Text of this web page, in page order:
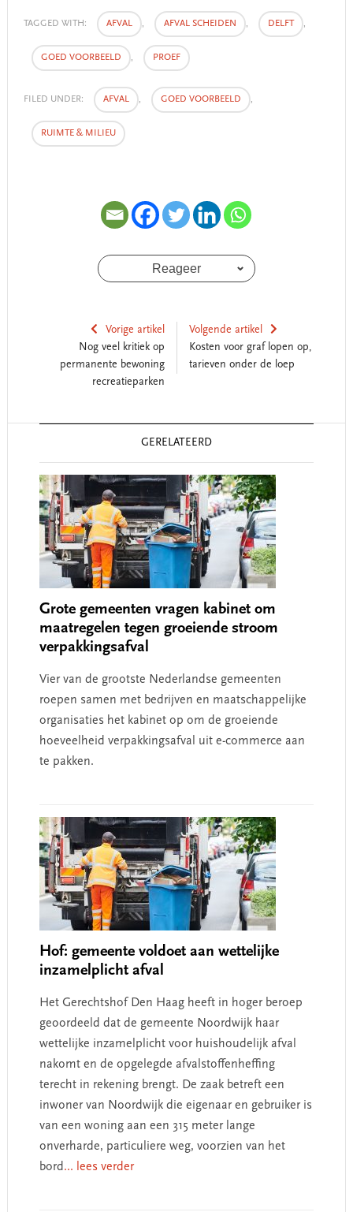
TAGGED WITH: AFVAL , AFVAL SCHEIDEN , DELFT ,
GOED VOORBEELD , PROEF
FILED UNDER: AFVAL , GOED VOORBEELD ,
RUIMTE & MILIEU
Reageer
Vorige artikel
Nog veel kritiek op
permanente bewoning
recreatieparken
Volgende artikel
Kosten voor graf lopen op,
tarieven onder de loep
GERELATEERD
Grote gemeenten vragen kabinet om
maatregelen tegen groeiende stroom
verpakkingsafval
Vier van de grootste Nederlandse gemeenten
roepen samen met bedrijven en maatschappelijke
organisaties het kabinet op om de groeiende
hoeveelheid verpakkingsafval uit e-commerce aan
te pakken.
Hof: gemeente voldoet aan wettelijke
inzamelplicht afval
Het Gerechtshof Den Haag heeft in hoger beroep
geoordeeld dat de gemeente Noordwijk haar
wettelijke inzamelplicht voor huishoudelijk afval
nakomt en de opgelegde afvalstoffenheffing
terecht in rekening brengt. De zaak betreft een
inwoner van Noordwijk die eigenaar en gebruiker is
van een woning aan een 315 meter lange
onverharde, particuliere weg, voorzien van het
bord... lees verder